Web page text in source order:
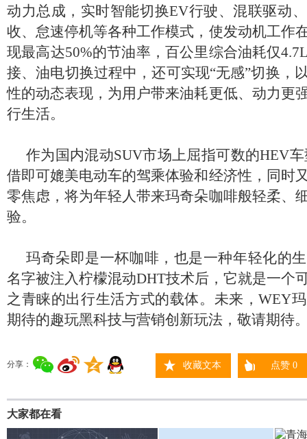
动力总成，实时智能切换EV行驶、混联驱动
收、怠速停机等各种工作模式，使发动机工作
现最高达50%的节油率，百公里综合油耗仅
接、油电切换过程中，还可实现“无感”切换，
性的动态表现，为用户带来油耗更低、动力更
行生活。
作为国内混动SUV市场上屈指可数的HEV
借即可媲美电动车的驾乘体验和经济性，同时
零焦虑，将为年轻人带来玛奇朵咖啡般轻柔、
验。
玛奇朵即是一杯咖啡，也是一种年轻化的
名字被注入柠檬混动DHT技术后，它就是一个
之青睐的出行生活方式的载体。未来，WEY
期待的趣玩黑科技与营销创新玩法，敬请期待
分享： 收藏文本 点赞0
大家都在看